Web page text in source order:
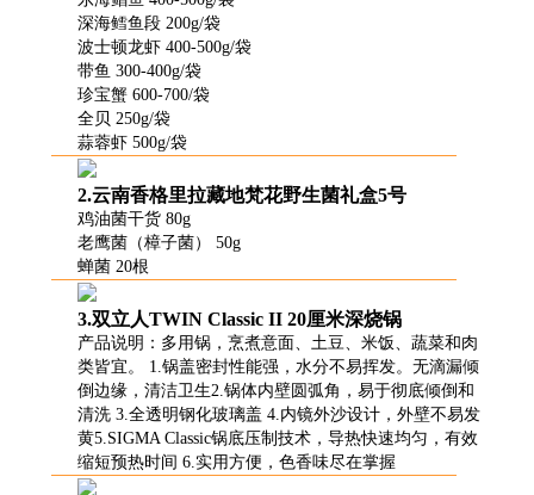
深海鳕鱼段 200g/袋
波士顿龙虾 400-500g/袋
带鱼 300-400g/袋
珍宝蟹 600-700/袋
全贝 250g/袋
蒜蓉虾 500g/袋
2.云南香格里拉藏地梵花野生菌礼盒5号
鸡油菌干货 80g
老鹰菌（樟子菌） 50g
蝉菌 20根
3.双立人TWIN Classic II 20厘米深烧锅
产品说明：多用锅，烹煮意面、土豆、米饭、蔬菜和肉
类皆宜。 1.锅盖密封性能强，水分不易挥发。无滴漏倾
倒边缘，清洁卫生2.锅体内壁圆弧角，易于彻底倾倒和
清洗 3.全透明钢化玻璃盖 4.内镜外沙设计，外壁不易发
黄5.SIGMA Classic锅底压制技术，导热快速均匀，有效
缩短预热时间 6.实用方便，色香味尽在掌握